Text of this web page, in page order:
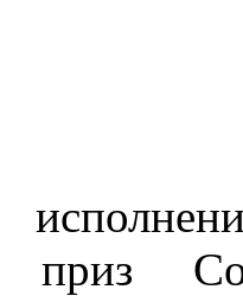
приз